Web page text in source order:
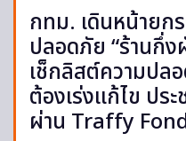
กทม. เดินหน้ายก
ปลอดภัย “ร้านกึ่
เช็กลิสต์ความปล
ต้องเร่งแก้ไข ปร
ผ่าน Traffy